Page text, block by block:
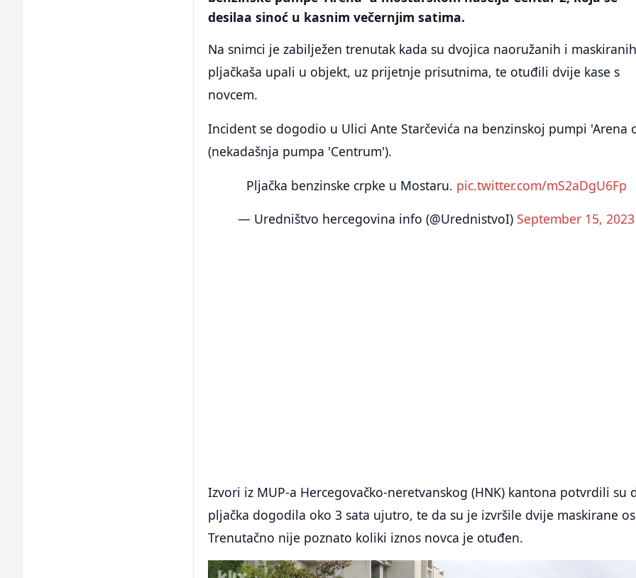
desilaa sinoć u kasnim večernjim satima.
Na snimci je zabilježen trenutak kada su dvojica naoružanih i
pljačkaša upali u objekt, uz prijetnje prisutnima, te otuđili dvije kase s
novcem.
Incident se dogodio u Ulici Ante Starčevića na benzinskoj pumpi 'Arena
(nekadašnja pumpa 'Centrum').
Pljačka benzinske crpke u Mostaru. pic.twitter.com/mS2aDgU6Fp
— Uredništvo hercegovina info (@UrednistvoI) September 15, 2023
Izvori iz MUP-a Hercegovačko-neretvanskog (HNK) kantona potvrdili su
pljačka dogodila oko 3 sata ujutro, te da su je izvršile dvije maskirane
Trenutačno nije poznato koliki iznos novca je otuđen.